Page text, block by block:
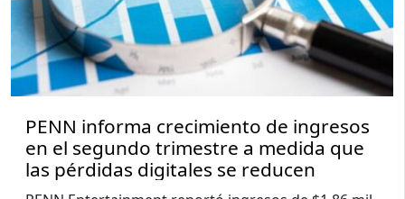
PENN informa crecimiento de ingresos
en el segundo trimestre a medida que
las pérdidas digitales se reducen